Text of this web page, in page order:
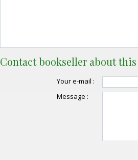
Contact bookseller about
Your e-mail :
Message :